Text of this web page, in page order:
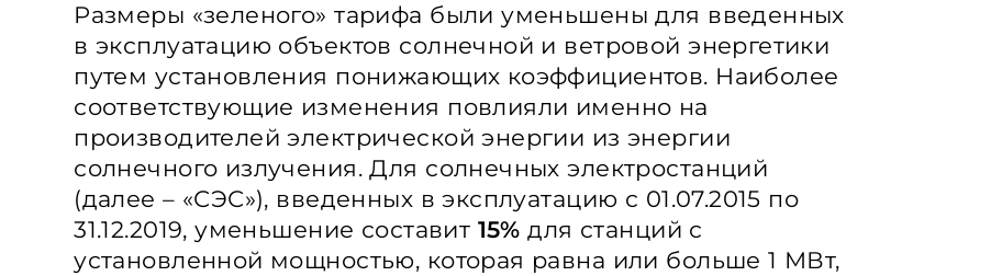
Размеры «зеленого» тарифа были уменьшены для введенных
в эксплуатацию объектов солнечной и ветровой энергетики
путем установления понижающих коэффициентов. Наиболее
соответствующие изменения повлияли именно на
производителей электрической энергии из энергии
солнечного излучения. Для солнечных электростанций
(далее – «СЭС»), введенных в эксплуатацию с 01.07.2015 по
31.12.2019, уменьшение составит 15% для станций с
установленной мощностью, которая равна или больше 1 МВт,